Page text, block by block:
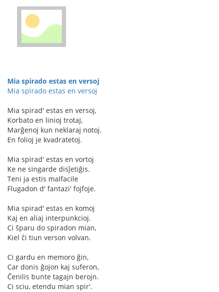
Mia spirado estas en versoj
Mia spirado estas en versoj
Mia spirad' estas en versoj,
Korbato en linioj trotaj,
Marĝenoj kun neklaraj notoj.
En folioj je kvadratetoj.
Mia spirad' estas en vortoj
Ke ne singarde disĵetiĝis.
Teni ja estis malfacile
Flugadon d' fantazi' fojfoje.
Mia spirad' estas en komoj
Kaj en aliaj interpunkcioj.
Ci ŝparu do spiradon mian,
Kiel ĉi tiun verson volvan.
Ci gardu en memoro ĝin,
Car donis ĝojon kaj suferon,
Ĉenilis bunte tagajn berojn.
Ci sciu, etendu mian spir'.